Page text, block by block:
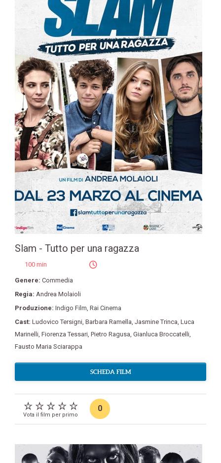
Slam - Tutto per una ragazza
100 min
Genere: Commedia
Regia: Andrea Molaioli
Produzione: Indigo Film Rai Cinema
Cast: Ludovico Tersigni Barbara Ramella Jasmine Trinca Luca
Marinelli Fiorenza Tessari Pietro Ragusa Gianluca Broccatelli
Fausto Maria Sciarappa
SCHEDA FILM
Vota il film per primo
0